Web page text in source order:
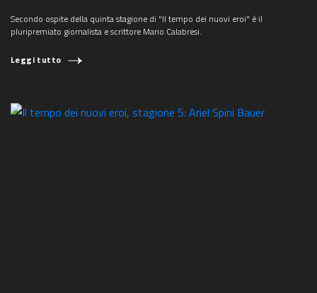
Secondo ospite della quinta stagione di "Il tempo dei nuovi eroi" è il
pluripremiato giornalista e scrittore Mario Calabresi.
Leggi tutto